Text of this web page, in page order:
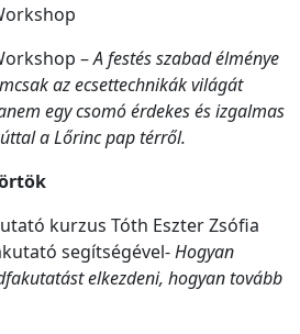
–A festés szabad élménye
az ecsettechnikák világát
egy csomó érdekes és izgalmas
a Lőrinc pap térről.
kurzus Tóth Eszter Zsófia
segítségével-Hogyan
elkezdeni, hogyan tovább